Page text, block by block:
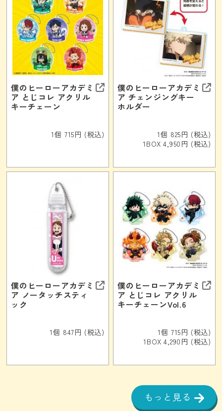
僕のヒーローアカデミ
ア とじコレ アクリル
キーチェーン
1個 715円 (税込)
僕のヒーローアカデミ
ア チェンジングキー
ホルダー
1個 825円 (税込)
1BOX 4,950円 (税込)
僕のヒーローアカデミ
ア ノータッチスティ
ック
1個 847円 (税込)
僕のヒーローアカデミ
ア とじコレ アクリル
キーチェーンVol.6
1個 715円 (税込)
1BOX 4,290円 (税込)
もっと見る